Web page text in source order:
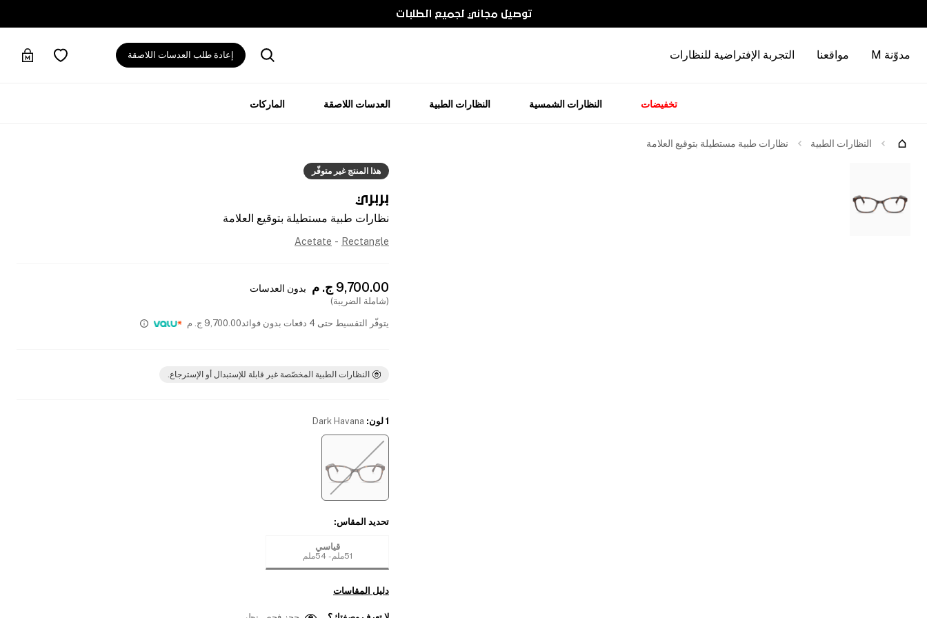
توصيل مجاني لجميع الطلبات
مدوّنة M مواقعنا التجربة الإفتراضية للنظارات إعادة طلب العدسات اللاصقة
تخفيضات النظارات الشمسية النظارات الطبية العدسات اللاصقة الماركات
النظارات الطبية نظارات طبية مستطيلة بتوقيع العلامة
هذا المنتج غير متوفّر
بربري
نظارات طبية مستطيلة بتوقيع العلامة
Acetate - Rectangle
9,700.00 ج. م بدون العدسات
(شاملة الضريبة)
يتوفّر التقسيط حتى 4 دفعات بدون فوائد 9,700.00 ج. م
النظارات الطبية المخصّصة غير قابلة للإستبدال أو الإسترجاع.
1 لون :
Dark Havana
تحديد المقاس:
قياسي
51ملم - 54ملم
دليل المقاسات